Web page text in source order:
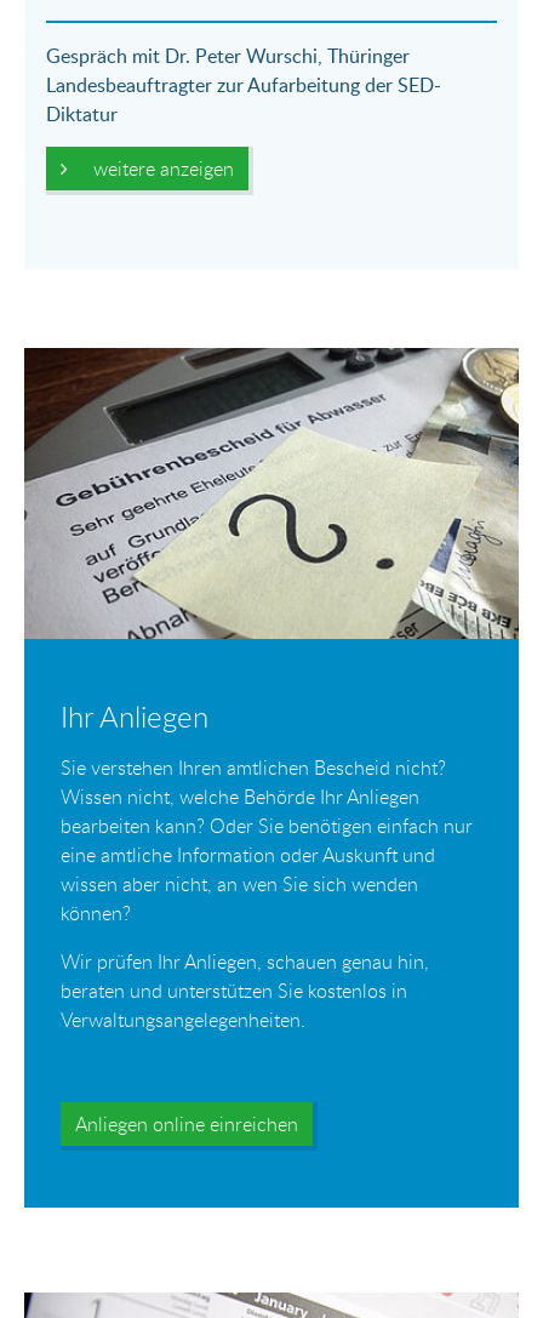
Gespräch mit Dr. Peter Wurschi, Thüringer
Landesbeauftragter zur Aufarbeitung der SED-
Diktatur
weitere anzeigen
Ihr Anliegen
Sie verstehen Ihren amtlichen Bescheid nicht?
Wissen nicht, welche Behörde Ihr Anliegen
bearbeiten kann? Oder Sie benötigen einfach nur
eine amtliche Information oder Auskunft und
wissen aber nicht, an wen Sie sich wenden
können?
Wir prüfen Ihr Anliegen, schauen genau hin,
beraten und unterstützen Sie kostenlos in
Verwaltungsangelegenheiten.
Anliegen online einreichen